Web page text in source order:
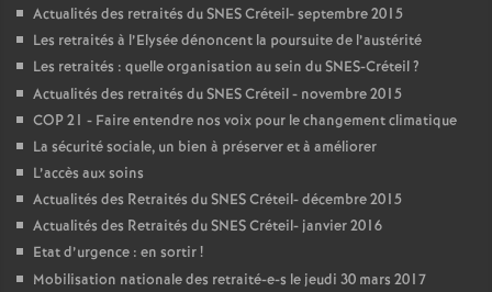
Actualités des retraités duSNESCréteil- septembre 2015
Les retraités à l’Elysée dénoncent la poursuite de l’austérité
Les retraités : quelle organisation au sein duSNES-Créteil?
Actualités des retraités duSNESCréteil - novembre 2015
COP21 - Faire entendre nos voix pour le changement climatique
La sécurité sociale, un bien à préserver et à améliorer
L’accès aux soins
Actualités des Retraités duSNESCréteil- décembre 2015
Actualités des Retraités duSNESCréteil- janvier 2016
Etat d’urgence : en sortir!
Mobilisation nationale des retraité-e-s le jeudi 30 mars 2017